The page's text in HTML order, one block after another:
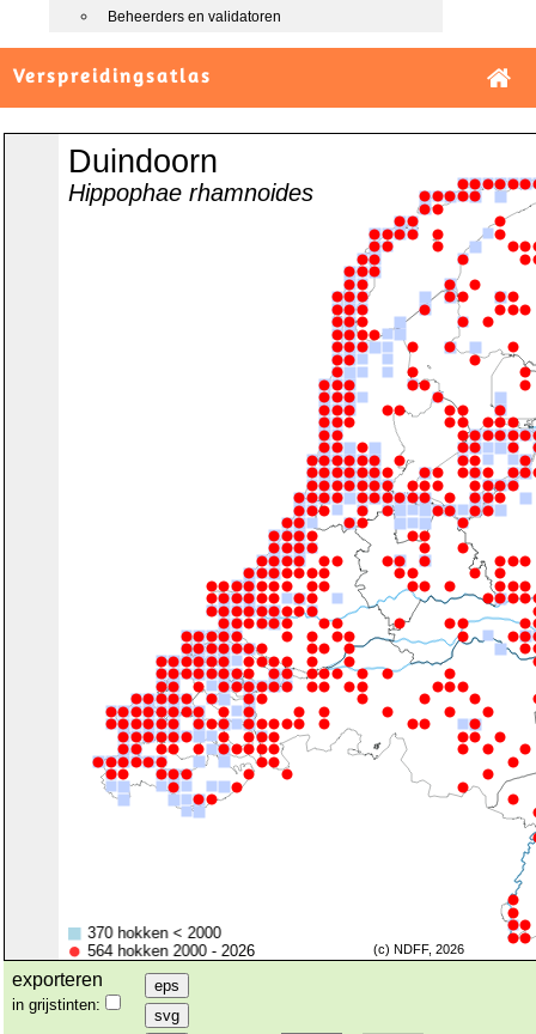
Beheerders en validatoren
Verspreidingsatlas